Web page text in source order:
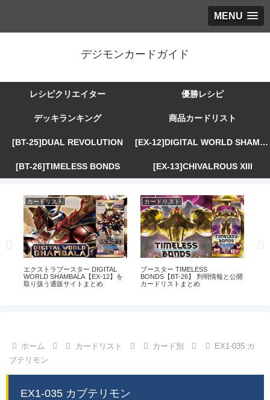
MENU
デジモンカードガイド
レシピクリエイター 優勝レシピ
デッキランキング 商品カードリスト
[BT-25]DUAL REVOLUTION [EX-12]DIGITAL WORLD SHAMBALA
[BT-26]TIMELESS BONDS [EX-13]CHIVALROUS XIII
カードリスト
エクストラブースター DIGITAL
WORLD SHAMBALA【EX-12】を
取り扱う通販サイトまとめ
カードリスト
ブースター TIMELESS
BONDS【BT-26】 判明情報と公開
カードリストまとめ
ホーム カードリスト カード別
EX1-035 カ
ブテリモン
EX1-035 カブテリモン